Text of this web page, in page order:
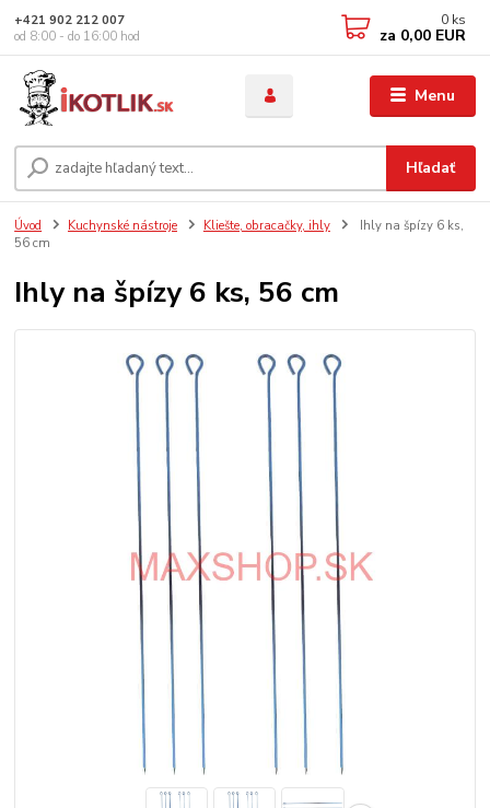
Menu
Hľadať
+421 902 212 007
od 8:00 - do 16:00 hod
0 ks
za 0,00 EUR
Úvod Kuchynské nástroje Kliešte, obracačky, ihly
Ihly na špízy 6 ks,
56 cm
Ihly na špízy 6 ks, 56 cm